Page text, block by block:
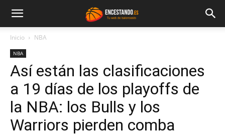
Inicio NBA
NBA
Así están las clasificaciones
a 19 días de los playoffs de
la NBA: los Bulls y los
Warriors pierden comba